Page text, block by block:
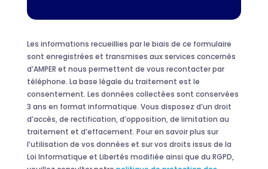
Les informations recueillies par le biais de ce formulaire
sont enregistrées et transmises aux services concernés
d’AMPER et nous permettent de vous recontacter par
téléphone. La base légale du traitement est le
consentement. Les données collectées sont conservées
3 ans en format informatique. Vous disposez d’un droit
d’accès, de rectification, d’opposition, de limitation au
traitement et d’effacement. Pour en savoir plus sur
l’utilisation de vos données et sur vos droits issus de la
Loi Informatique et Libertés modifiée ainsi que du RGPD,